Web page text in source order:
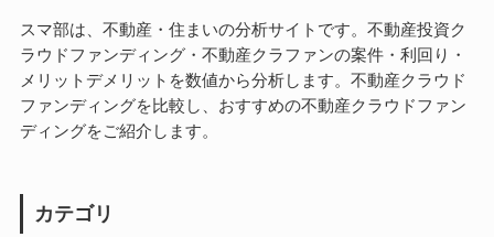
スマ部は、不動産・住まいの分析サイトです。不動産投資ク
ラウドファンディング・不動産クラファンの案件・利回り・
メリットデメリットを数値から分析します。不動産クラウド
ファンディングを比較し、おすすめの不動産クラウドファン
ディングをご紹介します。
カテゴリ